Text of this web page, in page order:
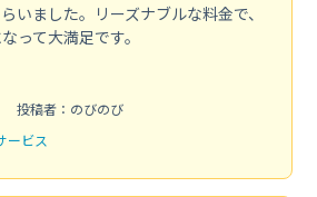
いました。リーズナブルな料金で、
って大満足です。
投稿者：のびのび
ービス